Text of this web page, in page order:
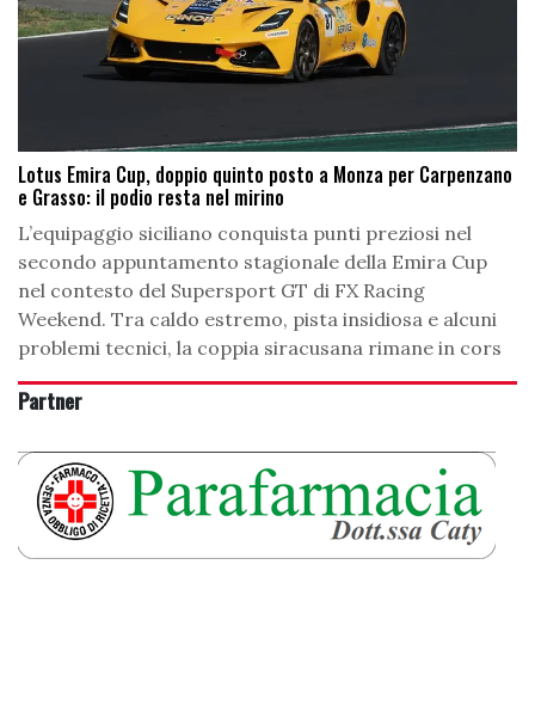
Lotus Emira Cup, doppio quinto posto a Monza per Carpenzano
e Grasso: il podio resta nel mirino
L’equipaggio siciliano conquista punti preziosi nel
secondo appuntamento stagionale della Emira Cup
nel contesto del Supersport GT di FX Racing
Weekend. Tra caldo estremo, pista insidiosa e alcuni
problemi tecnici, la coppia siracusana rimane in cors
Partner